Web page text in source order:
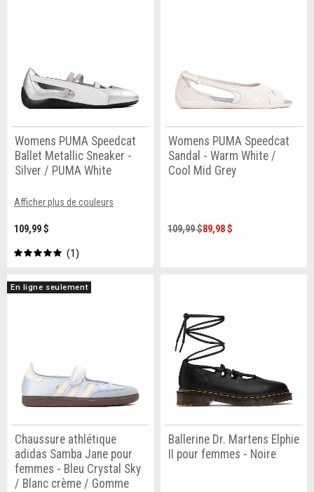
Womens PUMA Speedcat
Ballet Metallic Sneaker -
Silver / PUMA White
Afficher plus de couleurs
109,99 $
1
Womens PUMA Speedcat
Sandal - Warm White /
Cool Mid Grey
109,99 $89,98 $
En ligne seulement
Chaussure athlétique
adidas Samba Jane pour
femmes - Bleu Crystal Sky
/ Blanc crème / Gomme
Ballerine Dr. Martens Elphie
II pour femmes - Noire